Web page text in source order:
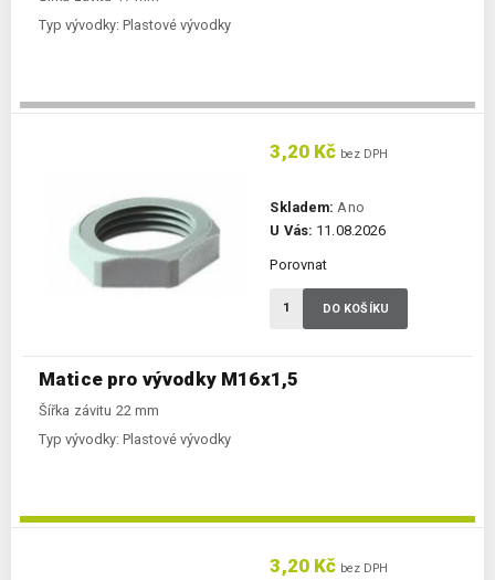
Typ vývodky: Plastové vývodky
Matice pro vývodky M16x1,5
Šířka závitu 22 mm
Typ vývodky: Plastové vývodky
3,20 Kč bez DPH
Skladem: Ano
U Vás: 11.08.2026
Porovnat
DO KOŠÍKU
3,20 Kč bez DPH